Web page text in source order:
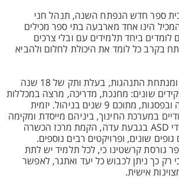
ספר חדש הנפתח השנה, תנהל חני
הינו אחד מארבעה בתי ספר מכילים
לומדים ביחד תלמידים עם ובלי צרכים
בקרב כל לומד את היכולת לחלום ולהביא
קרשטינו, אשת חינוך ומנתחת התנהגות, בעלת ותק של 18 שנה
שונים: מחנכת, מדריכה, מרצה במכללות
להכשרת עובדי הוראה ובפסגות, מתוכם 9 שנים בניהול. יזמית
במערכת החינוך, ביניהם מייסדת ומקימה
בית ספר הרים לתלמידי ASD בגבעת עדה, הקמת מרכז הכשרה
שונים, ופרויקטים רבים נוספים.
גורסת קרשטינו כי, לכל תלמיד יש לתת
רק כך ניתן לכבוש כל יעד ואתגר, לאפשר
אישית.